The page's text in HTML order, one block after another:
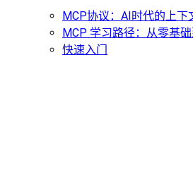
MCP协议：AI时代的上下
MCP 学习路径：从零基
快速入门